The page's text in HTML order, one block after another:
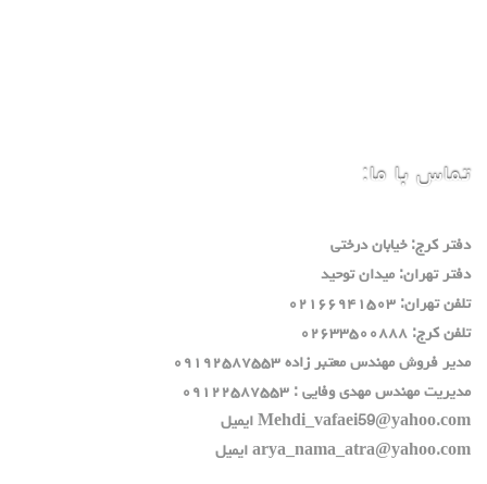
تماس با ما:
دفتر كرج: خيابان درختي
دفتر تهران: ميدان توحيد
تلفن تهران: ٠٢١٦٦٩٤١٥٠٣
تلفن كرج: ٠٢٦٣٣٥٠٠٨٨٨
مدير فروش مهندس معتبر زاده ٠٩١٩٢٥٨٧٥٥٣
مديريت مهندس مهدي وفايي : ٠٩١٢٢٥٨٧٥٥٣
Mehdi_vafaei59@yahoo.com ايميل
arya_nama_atra@yahoo.com ايميل